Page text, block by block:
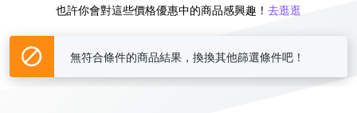
也許你會對這些價格優惠中的商品感興趣！ 去逛逛
無符合條件的商品結果，換換其他篩選條件吧！